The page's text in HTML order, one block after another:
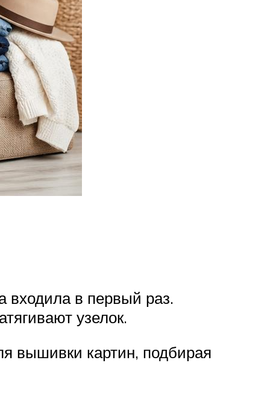
входила в первый раз.
узелок.
вышивки картин, подбирая